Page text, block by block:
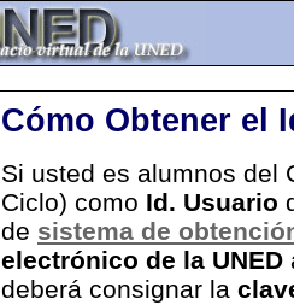
Cómo Obtener el
Si usted es alumnos del
Ciclo) como Id. Usuario
de sistema de
electrónico de la UNED
deberá consignar la